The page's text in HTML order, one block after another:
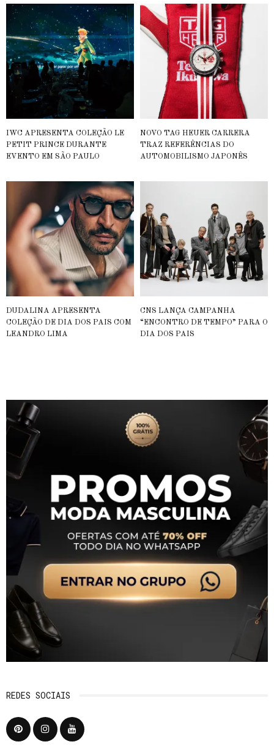
IWC APRESENTA COLEÇÃO LE
PETIT PRINCE DURANTE
EVENTO EM SÃO PAULO
NOVO TAG HEUER CARRERA
TRAZ REFERÊNCIAS DO
AUTOMOBILISMO JAPONÊS
DUDALINA APRESENTA
COLEÇÃO DE DIA DOS PAIS COM
LEANDRO LIMA
CNS LANÇA CAMPANHA
“ENCONTRO DE TEMPO” PARA O
DIA DOS PAIS
REDES SOCIAIS